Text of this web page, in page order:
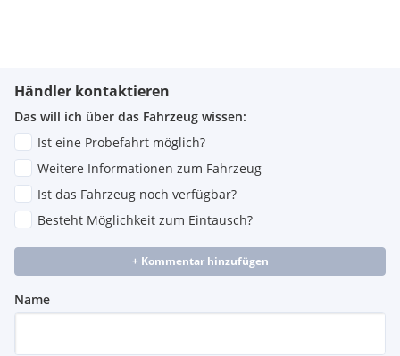
Händler kontaktieren
Das will ich über das Fahrzeug wissen:
Ist eine Probefahrt möglich?
Weitere Informationen zum Fahrzeug
Ist das Fahrzeug noch verfügbar?
Besteht Möglichkeit zum Eintausch?
+ Kommentar hinzufügen
Name